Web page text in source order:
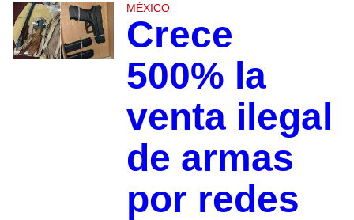
MÉXICO
Crece
500% la
venta ilegal
de armas
por redes